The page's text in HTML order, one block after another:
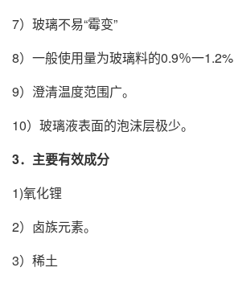
7）玻璃不易“霉变”
8）一般使用量为玻璃料的0.9％一1.2%
9）澄清温度范围广。
10）玻璃液表面的泡沫层极少。
3．主要有效成分
1)氧化锂
2）卤族元素。
3）稀土